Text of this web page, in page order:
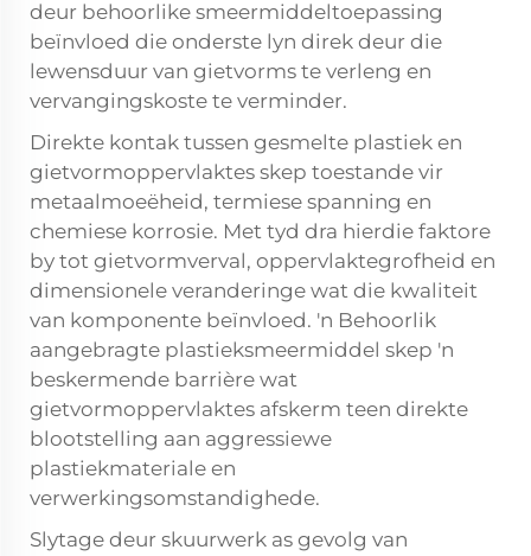
deur behoorlike smeermiddeltoepassing
beïnvloed die onderste lyn direk deur die
lewensduur van gietvorms te verleng en
vervangingskoste te verminder.
Direkte kontak tussen gesmelte plastiek en
gietvormoppervlaktes skep toestande vir
metaalmoeëheid, termiese spanning en
chemiese korrosie. Met tyd dra hierdie faktore
by tot gietvormverval, oppervlaktegrofheid en
dimensionele veranderinge wat die kwaliteit
van komponente beïnvloed. 'n Behoorlik
aangebragte plastieksmeermiddel skep 'n
beskermende barrière wat
gietvormoppervlaktes afskerm teen direkte
blootstelling aan aggressiewe
plastiekmateriale en
verwerkingsomstandighede.
Slytage deur skuurwerk as gevolg van